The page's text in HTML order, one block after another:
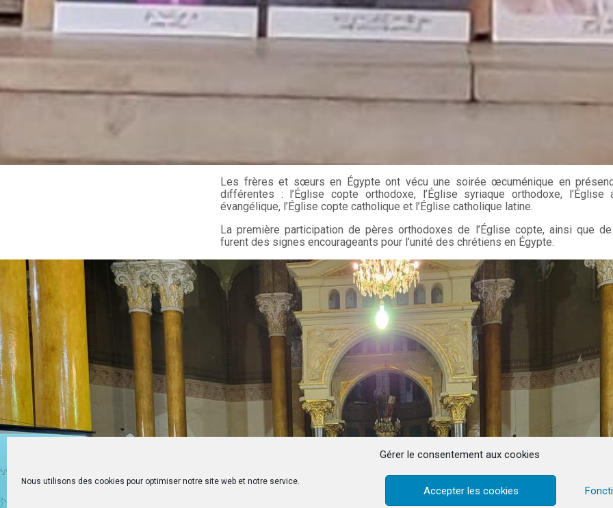
Gérer le consentement aux cookies
Nous utilisons des cookies pour optimiser notre site web et notre service.
Accepter les cookies
Les frères et sœurs en Égypte ont vécu une soirée œcuménique en
différentes : l’Église copte orthodoxe, l’Église syriaque orthodoxe, l’Église
évangélique, l’Église copte catholique et l’Église catholique latine.
La première participation de pères orthodoxes de l’Église copte, ainsi que de
furent des signes encourageants pour l’unité des chrétiens en Égypte.